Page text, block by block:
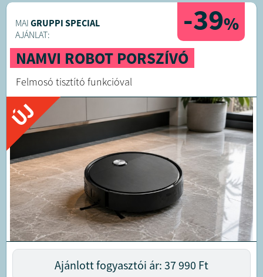
-39%
MAI GRUPPI SPECIAL
AJÁNLAT:
NAMVI ROBOT PORSZÍVÓ
Felmosó tisztító funkcióval
ÚJ
Ajánlott fogyasztói ár: 37 990 Ft